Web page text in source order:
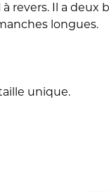
revers. Il a
longues.
unique.